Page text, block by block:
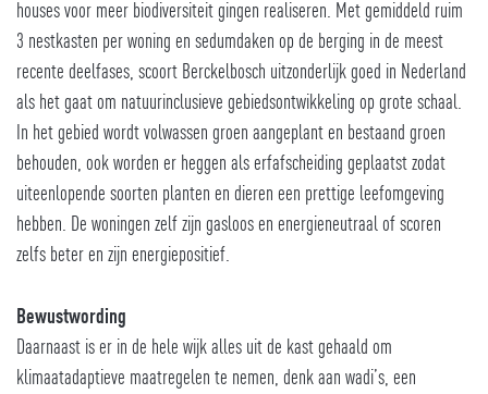
houses voor meer biodiversiteit gingen realiseren. Met gemiddeld ruim
3 nestkasten per woning en sedumdaken op de berging in de meest
recente deelfases, scoort Berckelbosch uitzonderlijk goed in Nederland
als het gaat om natuurinclusieve gebiedsontwikkeling op grote schaal.
In het gebied wordt volwassen groen aangeplant en bestaand groen
behouden, ook worden er heggen als erfafscheiding geplaatst zodat
uiteenlopende soorten planten en dieren een prettige leefomgeving
hebben. De woningen zelf zijn gasloos en energieneutraal of scoren
zelfs beter en zijn energiepositief.
Bewustwording
Daarnaast is er in de hele wijk alles uit de kast gehaald om
klimaatadaptieve maatregelen te nemen, denk aan wadi’s, een